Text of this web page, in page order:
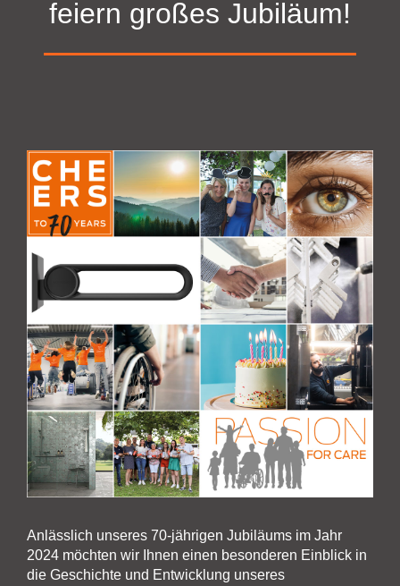
feiern großes Jubiläum!
Anlässlich unseres 70-jährigen Jubiläums im Jahr
2024 möchten wir Ihnen einen besonderen Einblick in
die Geschichte und Entwicklung unseres